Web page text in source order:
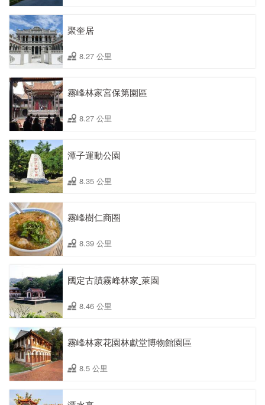
聚奎居
8.27 公里
霧峰林家宮保第園區
8.27 公里
潭子運動公園
8.35 公里
霧峰樹仁商圈
8.39 公里
國定古蹟霧峰林家ˍ萊園
8.46 公里
霧峰林家花園林獻堂博物館園區
8.5 公里